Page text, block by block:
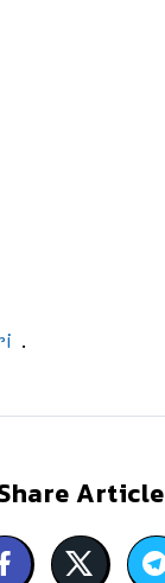
.
Article